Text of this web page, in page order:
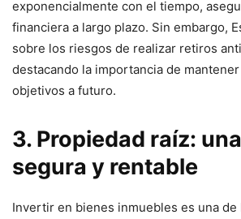
exponencialmente con el tiempo,
financiera a largo plazo. Sin embargo,
sobre los riesgos de realizar retiros
destacando la importancia de
objetivos a futuro.
3. Propiedad raíz:
segura y rentable
Invertir en bienes inmuebles es una de